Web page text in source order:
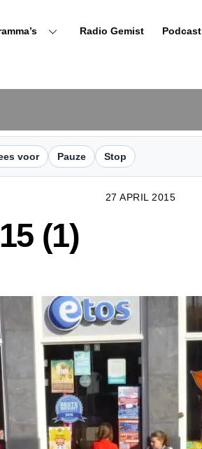
Radio Gemist Podcast
voor Pauze Stop
27 APRIL 2015
(1)